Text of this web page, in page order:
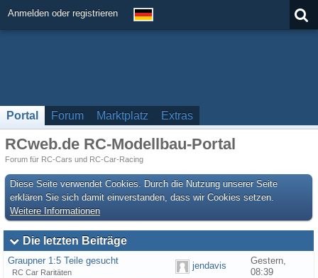
Anmelden oder registrieren
Portal Forum Marktplatz Extras
RCweb.de RC-Modellbau-Portal
Forum für RC-Cars und RC-Car-Racing
Diese Seite verwendet Cookies. Durch die Nutzung unserer Seite
erklären Sie sich damit einverstanden, dass wir Cookies setzen.
Weitere Informationen
Die letzten Beiträge
Graupner 1:5 Teile gesucht
RC Car Raritäten
jendavis
Gestern,
08:39